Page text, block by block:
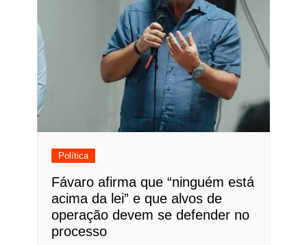
Política
Fávaro afirma que “ninguém está
acima da lei” e que alvos de
operação devem se defender no
processo